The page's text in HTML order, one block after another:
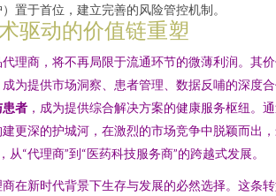
置于首位，建立完善的风险管控机制。
驱动的价值链重塑
理商，将不再局限于流通环节的微薄利润。其
成为提供市场洞察、患者管理、数据反哺的深度
患者 ，成为提供综合解决方案的健康服务枢纽。
更深的护城河，在激烈的市场竞争中脱颖而出
从“代理商”到“医药科技服务商”的跨越式发展。
在新时代背景下生存与发展的必然选择。这条